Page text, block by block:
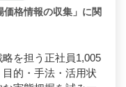
価格情報の収集」に関
を担う正社員1,005
的・手法・活用状